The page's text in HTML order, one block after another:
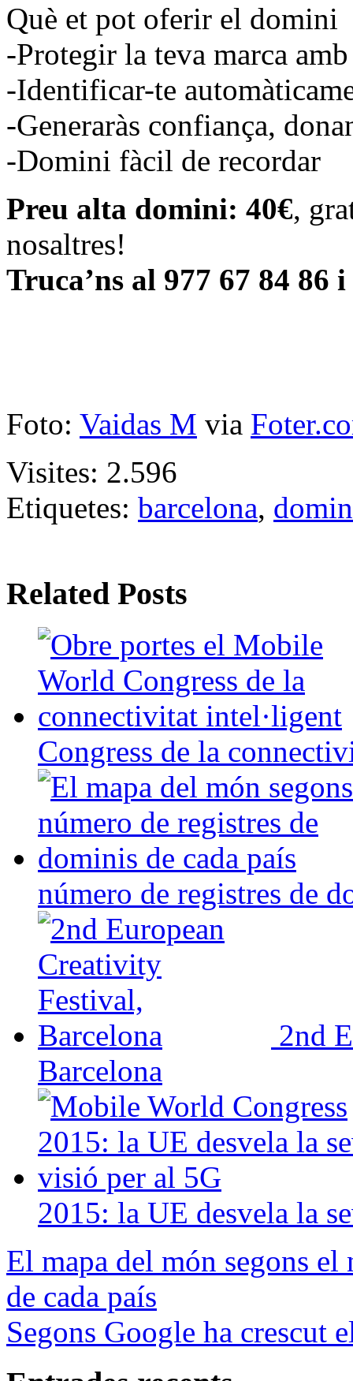
Què et pot oferir el domini
-Protegir la teva marca
-Identificar-te
-Generaràs confiança,
-Domini fàcil de recordar
Preu alta domini: 40€,
nosaltres!
Truca’ns al 977 67 84 86 i
Foto: Vaidas M via
Visites: 2.596
Etiquetes: barcelona,
Related Posts
Congress de la
número de registres de
2nd
Barcelona
2015: la UE desvela la
El mapa del món segons
de cada país
Segons Google ha crescut